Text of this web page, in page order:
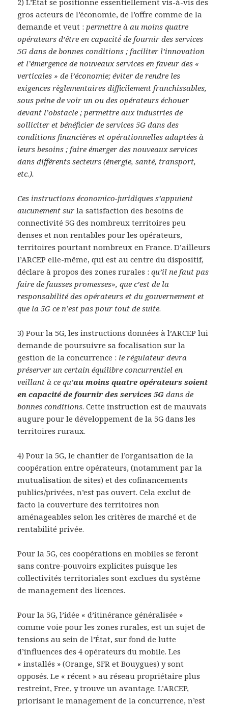
2) L’État se positionne essentiellement vis-à-vis des
gros acteurs de l’économie, de l’offre comme de la
demande et veut :permettre à au moins quatre
opérateurs d’être en capacité́ de fournir des services
5G dans de bonnes conditions ; faciliter l’innovation
et l’émergence de nouveaux services en faveur des «
verticales » de l’économie; éviter de rendre les
exigences règlementaires difficilement franchissables,
sous peine de voir un ou des opérateurs échouer
devant l’obstacle ; permettre aux industries de
solliciter et bénéficier de services 5G dans des
conditions financières et opérationnelles adaptées à
leurs besoins ; faire émerger des nouveaux services
dans différents secteurs (énergie, santé, transport,
etc.).
Ces instructions économico-juridiques s’appuient
aucunement surla satisfaction des besoins de
connectivité 5G des nombreux territoires peu
denses et non rentables pour les opérateurs,
territoires pourtant nombreux en France. D’ailleurs
l’ARCEP elle-même, qui est au centre du dispositif,
déclare à propos des zones rurales :qu’il ne faut pas
faire de fausses promesses», que c’est de la
responsabilité des opérateurs et du gouvernement et
que la 5G ce n’est pas pour tout de suite.
3) Pour la 5G, les instructions données à l’ARCEP lui
demande de poursuivre sa focalisation sur la
gestion de la concurrence : le régulateur devra
préserver un certain équilibre concurrentiel en
veillant à ce qu’au moins quatre opérateurs soient
en capacité de fournir des services 5G dans de
bonnes conditions. Cette instruction est de mauvais
augure pour le développement de la 5G dans les
territoires ruraux.
4) Pour la 5G, le chantier de l’organisation de la
coopération entre opérateurs, (notamment par la
mutualisation de sites) et des cofinancements
publics/privées, n’est pas ouvert. Cela exclut de
facto la couverture des territoires non
aménageables selon les critères de marché et de
rentabilité privée.
Pour la 5G, ces coopérations en mobiles se feront
sans contre-pouvoirs explicites puisque les
collectivités territoriales sont exclues du système
de management des licences.
Pour la 5G, l’idée « d’itinérance généralisée »
comme voie pour les zones rurales, est un sujet de
tensions au sein de l’État, sur fond de lutte
d’influences des 4 opérateurs du mobile. Les
« installés » (Orange, SFR et Bouygues) y sont
opposés. Le « récent » au réseau propriétaire plus
restreint, Free, y trouve un avantage. L’ARCEP,
priorisant le management de la concurrence, n’est